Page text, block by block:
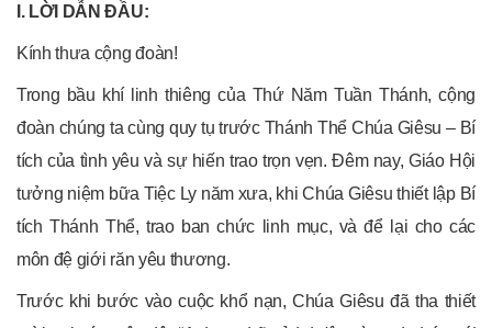
I. LỜI DẪN ĐẦU:
Kính thưa cộng đoàn!
Trong bầu khí linh thiêng của Thứ Năm Tuần Thánh, cộng
đoàn chúng ta cùng quy tụ trước Thánh Thể Chúa Giêsu – Bí
tích của tình yêu và sự hiến trao trọn vẹn. Đêm nay, Giáo Hội
tưởng niệm bữa Tiệc Ly năm xưa, khi Chúa Giêsu thiết lập Bí
tích Thánh Thể, trao ban chức linh mục, và để lại cho các
môn đệ giới răn yêu thương.
Trước khi bước vào cuộc khổ nạn, Chúa Giêsu đã tha thiết